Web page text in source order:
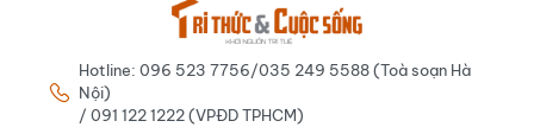
Hotline: 096 523 7756/035 249 5588 (Toà soạn Hà
Nội)
/ 091 122 1222 (VPĐD TPHCM)